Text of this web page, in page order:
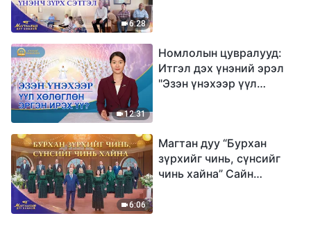
6:28
12:31
Номлолын цувралууд:
Итгэл дэх үнэний эрэл
"Эзэн үнэхээр үүл
6:06
Магтан дуу “Бурхан
зүрхийг чинь, сүнсийг
чинь хайна” Сайн